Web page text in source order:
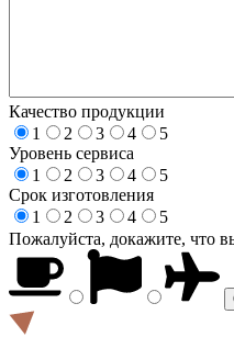
Качество продукции
1
2 3 4
5
Уровень сервиса
1
2 3 4
5
Срок изготовления
1
2 3 4
5
Пожалуйста, докажите, что